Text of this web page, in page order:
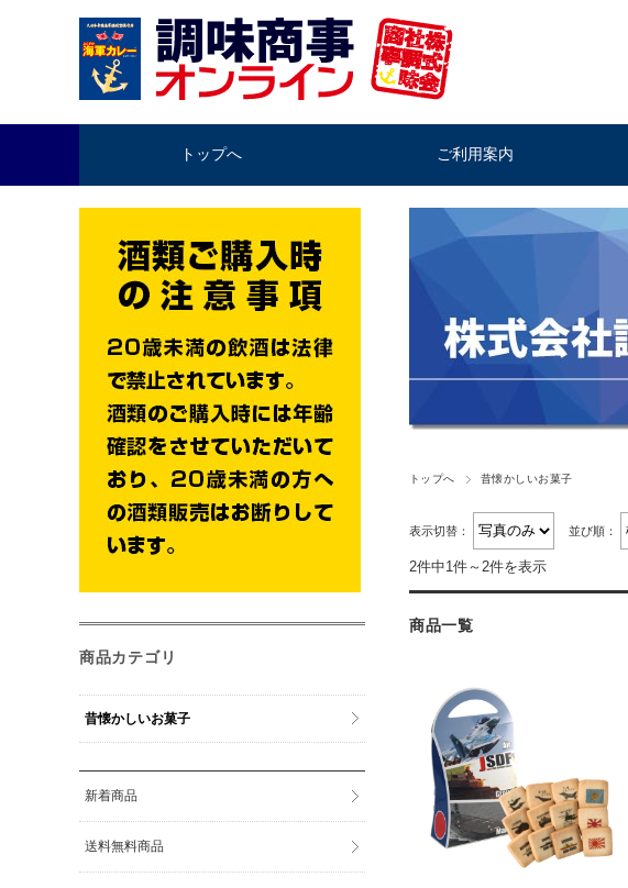
トップへ ご利用案内
トップへ 昔懐かしいお菓子
表示切替： 並び順：
2件中1件～2件を表示
商品一覧
商品カテゴリ
昔懐かしいお菓子
新着商品
送料無料商品